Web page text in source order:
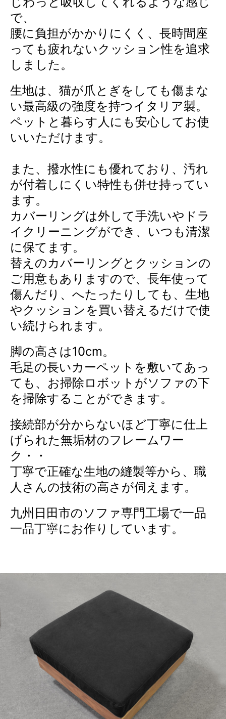
で、
腰に負担がかかりにくく、長時間座
っても疲れないクッション性を追求
しました。
生地は、猫が爪とぎをしても傷まな
い最高級の強度を持つイタリア製。
ペットと暮らす人にも安心してお使
いいただけます。
また、撥水性にも優れており、汚れ
が付着しにくい特性も併せ持ってい
ます。
カバーリングは外して手洗いやドラ
イクリーニングができ、いつも清潔
に保てます。
替えのカバーリングとクッションの
ご用意もありますので、長年使って
傷んだり、へたったりしても、生地
やクッションを買い替えるだけで使
い続けられます。
脚の高さは10cm。
毛足の長いカーペットを敷いてあっ
ても、お掃除ロボットがソファの下
を掃除することができます。
接続部が分からないほど丁寧に仕上
げられた無垢材のフレームワー
ク・・
丁寧で正確な生地の縫製等から、職
人さんの技術の高さが伺えます。
九州日田市のソファ専門工場で一品
一品丁寧にお作りしています。